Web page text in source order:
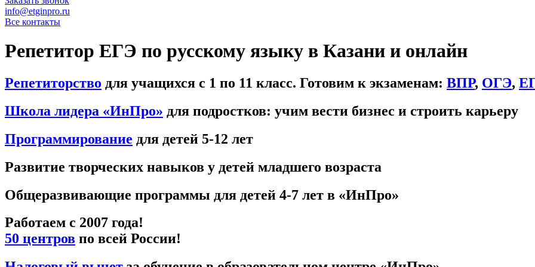
info@etginpro.ru
Все контакты
Репетитор ЕГЭ по русскому языку в Казани и онлайн
Репетиторство для учащихся с 1 по 11 класс. Готовим к экзаменам: ВПР, ОГЭ,
Школа лидера «ИнПро» для подростков: учим вести бизнес и строить карьеру
Программирование для детей 5-12 лет
Развитие творческих навыков у детей младшего возраста
Общеразвивающие программы для детей 4-7 лет в «ИнПро»
Работаем с 2007 года!
50 центров по всей России!